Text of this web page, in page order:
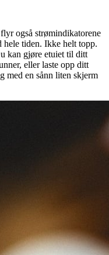
også strømindikatorene
hele tiden. Ikke helt topp.
kan gjøre etuiet til ditt
eller laste opp ditt
med en sånn liten skjerm